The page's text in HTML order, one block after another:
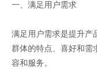
一、满足用户需求
满足用户需求是提升产
群体的特点、喜好和需
容和服务。